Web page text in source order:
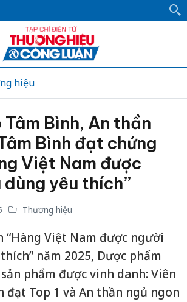
hiệu
Bình, An thần
Bình đạt chứng
Việt Nam được
yêu thích”
Thương hiệu
“Hàng Việt Nam được người
năm 2025, Dược phẩm
phẩm được vinh danh: Viên
đạt Top 1 và An thần ngủ ngon